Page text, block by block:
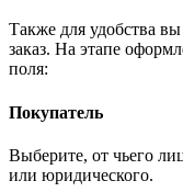
Также для удобства
заказ. На этапе
поля:
Покупатель
Выберите, от чьего
или юридического.